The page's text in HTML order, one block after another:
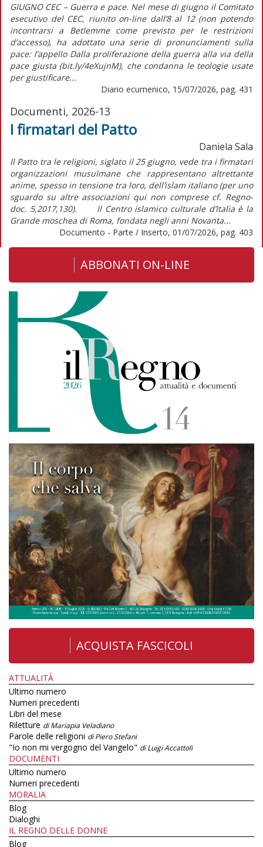
GIUGNO CEC – Guerra e pace. Nel mese di giugno il Comitato
esecutivo del CEC, riunito on-line dall’8 al 12 (non potendo
incontrarsi a Betlemme come previsto per le restrizioni
d’accesso), ha adottato una serie di pronunciamenti sulla
pace: l’appello Dalla proliferazione della guerra alla via della
pace giusta (bit.ly/4eXujnM), che condanna le teologie usate
per giustificare...
Diario ecumenico, 15/07/2026, pag. 431
Documenti, 2026-13
I firmatari del Patto
Daniela Sala
Il Patto tra le religioni, siglato il 25 giugno, vede tra i firmatari
organizzazioni musulmane che rappresentano altrettante
anime, spesso in tensione tra loro, dell’islam italiano (per uno
sguardo su altre associazioni qui non comprese cf. Regno-
doc. 5,2017,130). Il Centro islamico culturale d’Italia è la
Grande moschea di Roma, fondata negli anni Novanta...
Documento - Parte / Inserto, 01/07/2026, pag. 403
ABBONATI ON-LINE
ACQUISTA FASCICOLI
ATTUALITÀ
Ultimo numero
Numeri precedenti
Libri del mese
Riletture di Mariapia Veladiano
Parole delle religioni di Piero Stefani
"Io non mi vergogno del Vangelo" di Luigi Accattoli
DOCUMENTI
Ultimo numero
Numeri precedenti
MORALIA
Blog
Dialoghi
IL REGNO DELLE DONNE
Blog